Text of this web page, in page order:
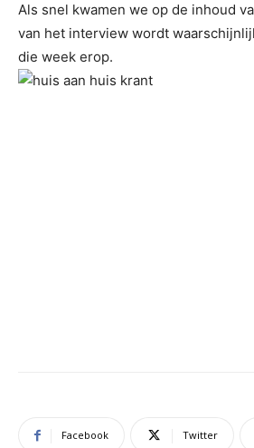
Als snel kwamen we op de inhoud
van het interview wordt
die week erop.
Facebook Twitter